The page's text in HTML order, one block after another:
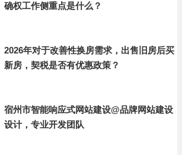
确权工作侧重点是什么？
2026年对于改善性换房需求，出售旧房后买
新房，契税是否有优惠政策？
宿州市智能响应式网站建设@品牌网站建设
设计，专业开发团队